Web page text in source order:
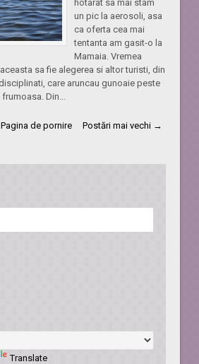
hotarat sa mai stam
un pic la aerosoli, asa
ca oferta cea mai
tentanta am gasit-o la
Mamaia. Vremea
sa fie alegerea si altor turisti, din
care aruncau gunoaie peste
Din...
Postări mai vechi →
Pagina de pornire
Translate